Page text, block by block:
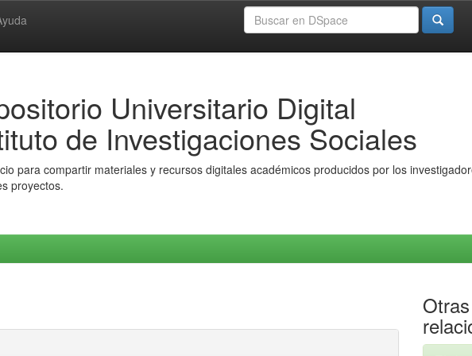
Universitario Digital
de Investigaciones Sociales
para compartir materiales y recursos digitales académicos producidos por los
proyectos.